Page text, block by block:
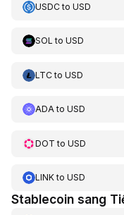
USDCto USD
SOL to USD
LTCto USD
ADAto USD
DOT to USD
LINKto USD
Stablecoin sang